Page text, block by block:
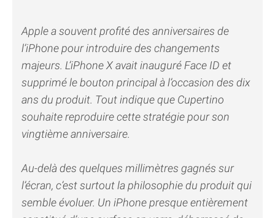
Apple a souvent profité des anniversaires de
l’iPhone pour introduire des changements
majeurs. L’iPhone X avait inauguré Face ID et
supprimé le bouton principal à l’occasion des dix
ans du produit. Tout indique que Cupertino
souhaite reproduire cette stratégie pour son
vingtième anniversaire.
Au-delà des quelques millimètres gagnés sur
l’écran, c’est surtout la philosophie du produit qui
semble évoluer. Un iPhone presque entièrement